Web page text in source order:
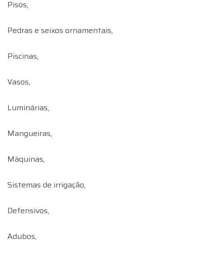
Pisos,
Pedras e seixos ornamentais,
Piscinas,
Vasos,
Luminárias,
Mangueiras,
Máquinas,
Sistemas de irrigação,
Defensivos,
Adubos,